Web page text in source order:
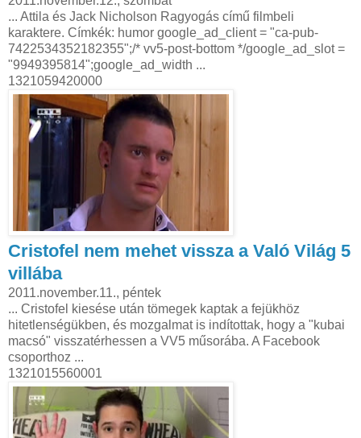
... Attila és Jack Nicholson Ragyogás című filmbeli
karaktere. Címkék: humor google_ad_client = "ca-pub-
7422534352182355";/* vv5-post-bottom */google_ad_slot =
"9949395814";google_ad_width ...
1321059420000
Cristofel nem mehet vissza a Való Világ 5
villába
2011.november.11., péntek
... Cristofel kiesése után tömegek kaptak a fejükhöz
hitetlenségükben, és mozgalmat is indítottak, hogy a "kubai
macsó" visszatérhessen a VV5 műsorába. A Facebook
csoporthoz ...
1321015560001